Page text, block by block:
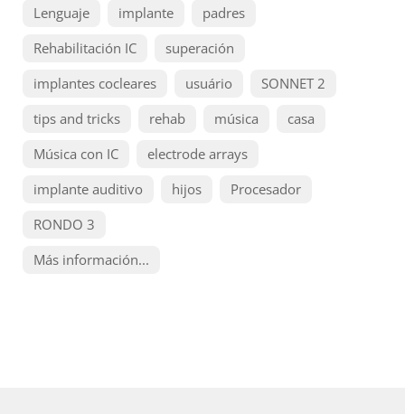
Lenguaje
implante
padres
Rehabilitación IC
superación
implantes cocleares
usuário
SONNET 2
tips and tricks
rehab música
casa
Música con IC
electrode arrays
implante auditivo
hijos
Procesador
RONDO 3
Más información...